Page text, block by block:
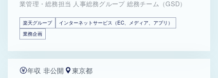
業管理・総務担当 人事総務グループ 総務チーム（GSD）
楽天グループ
インターネットサービス（EC、メディア、アプリ）
業務企画
年収 非公開 東京都